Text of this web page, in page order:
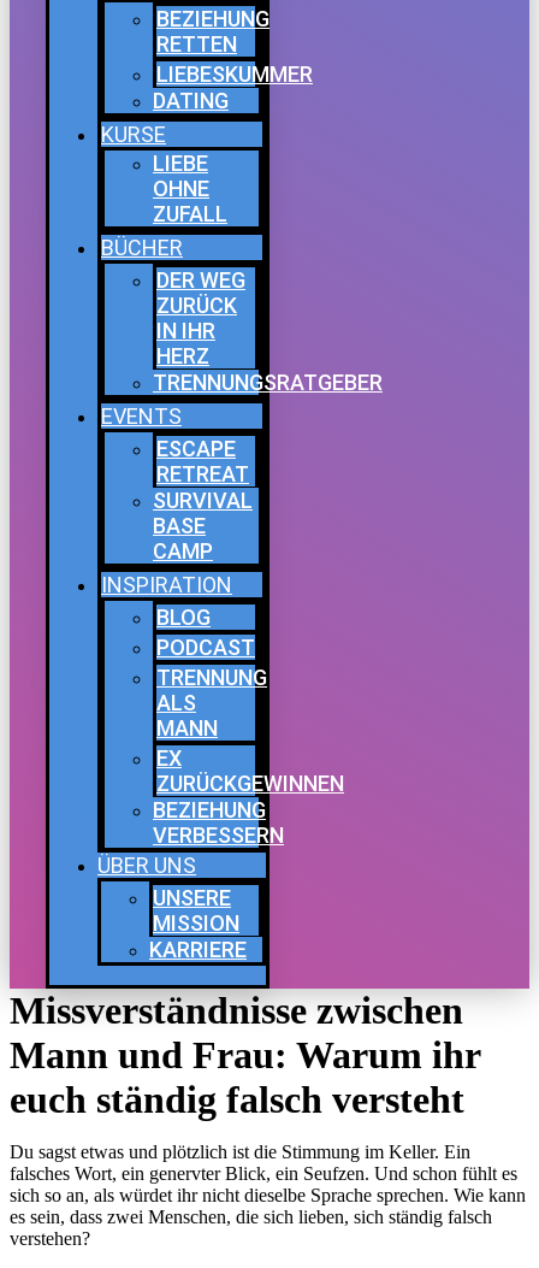
BEZIEHUNG
RETTEN
LIEBESKUMMER
DATING
KURSE
LIEBE
OHNE
ZUFALL
BÜCHER
DER WEG
ZURÜCK
IN IHR
HERZ
TRENNUNGSRATGEBER
EVENTS
ESCAPE
RETREAT
SURVIVAL
BASE
CAMP
INSPIRATION
BLOG
PODCAST
TRENNUNG
ALS
MANN
EX
ZURÜCKGEWINNEN
BEZIEHUNG
VERBESSERN
ÜBER UNS
UNSERE
MISSION
KARRIERE
Missverständnisse zwischen
Mann und Frau: Warum ihr
euch ständig falsch versteht
Du sagst etwas und plötzlich ist die Stimmung im Keller. Ein
falsches Wort, ein genervter Blick, ein Seufzen. Und schon fühlt es
sich so an, als würdet ihr nicht dieselbe Sprache sprechen. Wie kann
es sein, dass zwei Menschen, die sich lieben, sich ständig falsch
verstehen?